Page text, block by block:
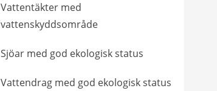
Vattentäkter med
vattenskyddsområde
Sjöar med god ekologisk status
Vattendrag med god ekologisk status